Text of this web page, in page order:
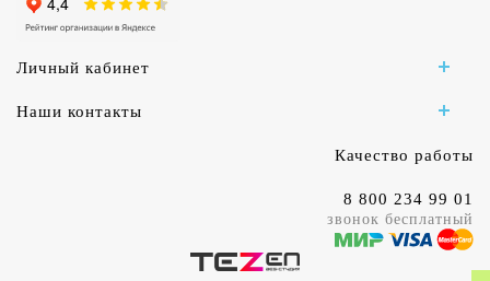
Личный кабинет
Наши контакты
Качество работы
8 800 234 99 01
звонок бесплатный